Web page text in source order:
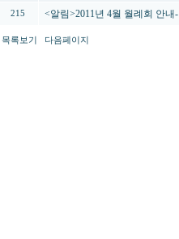
215 <알림>2011년 4월 월례회 안
목록보기 다음페이지